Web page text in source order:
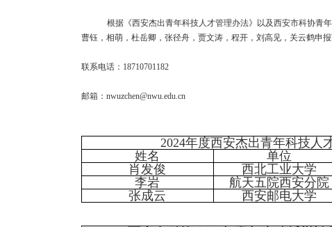
根据《西安杰出青年科技人才管理办法》以及西安市科协青
曹钰，相萌，杜岳卿，张径舟，贾文涛，程开，刘高见，关云鹤申
联系电话：18710701182
邮箱：nwuzchen@nwu.edu.cn
2024年度西安杰出青年科技人
姓名
单位
肖发俊
西北工业大学
李岩
航天五院西安分院
张成云
西安邮电大学